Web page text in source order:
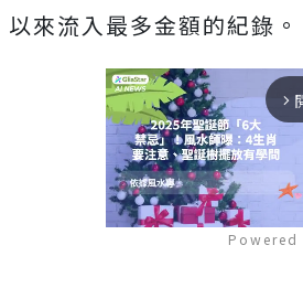
以來流入最多金額的紀錄。
arrow_forward_ios
Powered